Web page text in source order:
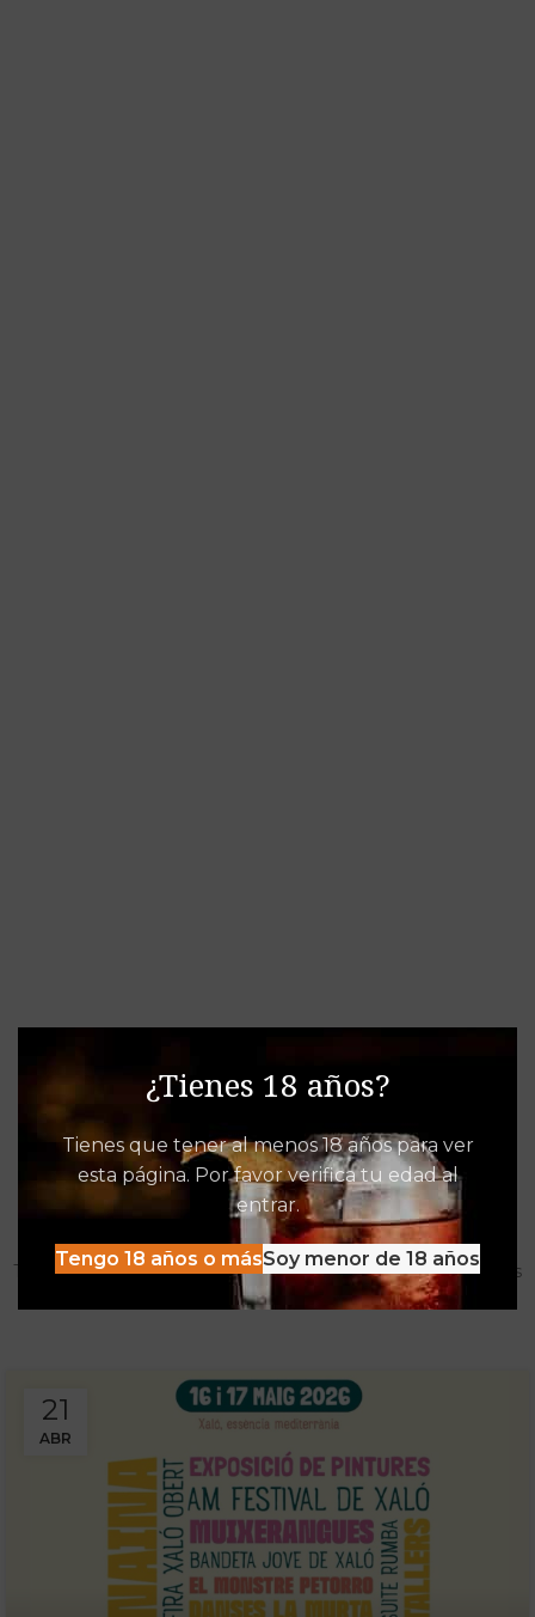
¿Tienes 18 años?
Tienes que tener al menos 18 años para ver
esta página. Por favor verifica tu edad al
entrar.
Tengo 18 años o másSoy menor de 18 años
Destacados de Vinalia
Mucho más que una Vinoteca
Tenemos las experiencias, descuentos y detacados pensados
para disfrutar al máximo de la oferta Vinalia
21
ABR